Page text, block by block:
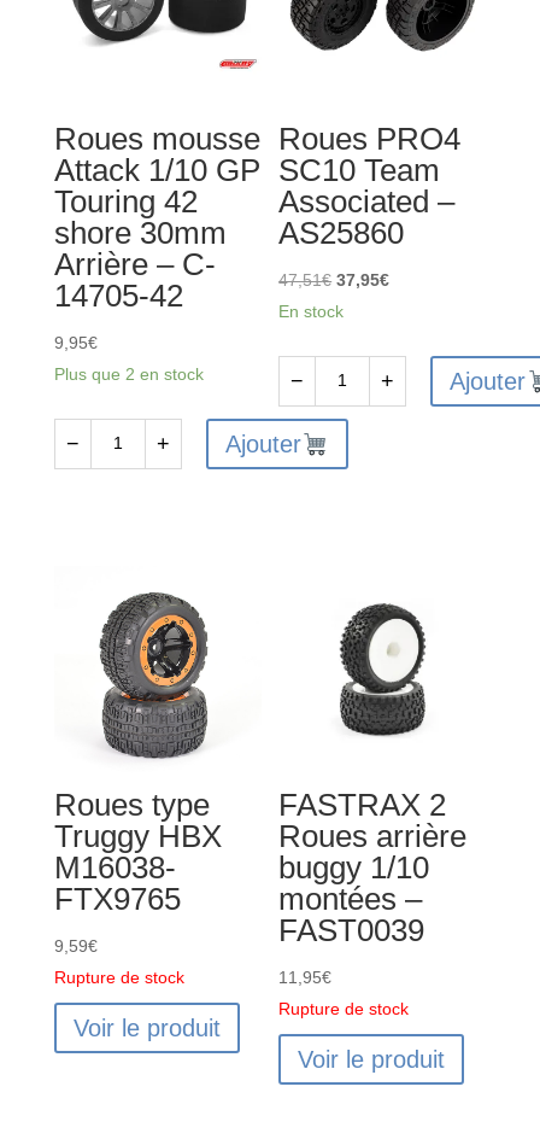
GP
Touring
-
26mm
Avant
-
C-
14700-
FAST0038
Roues mousse
Attack 1/10 GP
Touring 42
shore 30mm
Arrière – C-
14705-42
9,95€
Plus que 2 en stock
Touring
Arrière
C-
14705-
− + Ajouter
Roues PRO4
SC10 Team
Associated –
AS25860
47,51€ Le
prix
était :
47,51€.
37,95€Le
37,95€.
En stock
de
Roues
AS25860
− + Ajouter
Roues type
Truggy HBX
M16038-
FTX9765
9,59€
Rupture de stock
Voir le produit
FASTRAX 2
Roues arrière
buggy 1/10
montées –
FAST0039
11,95€
Rupture de stock
Voir le produit